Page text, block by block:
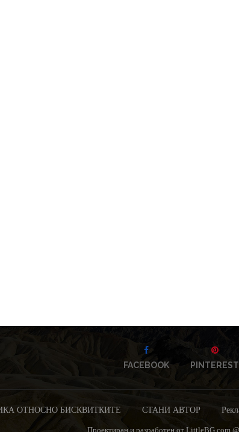
FACEBOOK PINTEREST
ОТНОСНО БИСКВИТКИТЕ СТАНИ АВТОР
Проектиран и разработен от LittleBG.com